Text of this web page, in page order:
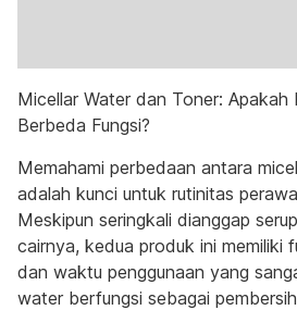
Micellar Water dan Toner: Apakah
Berbeda Fungsi?
Memahami perbedaan antara
adalah kunci untuk rutinitas
Meskipun seringkali dianggap
cairnya, kedua produk ini memiliki
dan waktu penggunaan yang
water berfungsi sebagai